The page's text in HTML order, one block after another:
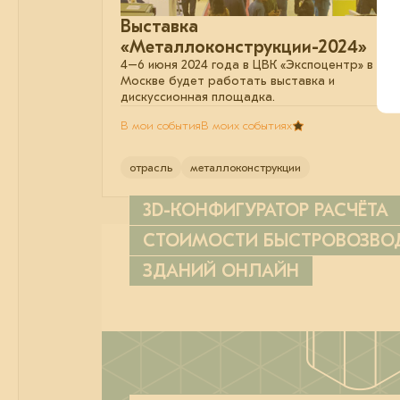
Выставка
«Металлоконструкции-2024»
4–6 июня 2024 года в ЦВК «Экспоцентр» в
Москве будет работать выставка и
дискуссионная площадка.
В мои событияВ моих событиях
отрасль металлоконструкции
3D-КОНФИГУРАТОР РАСЧЁТА
СТОИМОСТИ
ЗДАНИЙ ОНЛАЙН